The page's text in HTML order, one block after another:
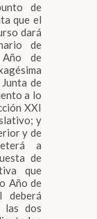
de
que el
dará
de
Año de
de
a lo
XXI
y
y de
a
de
que
Año de
deberá
las dos